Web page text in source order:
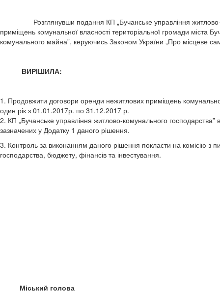
Розглянувши подання КП „Бучанське управління житлово-
приміщень комунальної власності територіальної громади міста
комунального майна”, керуючись Законом України „Про місцеве
ВИРІШИЛА:
1. Продовжити договори оренди нежитлових приміщень
один рік з 01.01.2017р. по 31.12.2017 р.
2. КП „Бучанське управління житлово-комунального
зазначених у Додатку 1 даного рішення.
3. Контроль за виконанням даного рішення покласти на комісію з
господарства, бюджету, фінансів та інвестування.
Міський голова А.П.